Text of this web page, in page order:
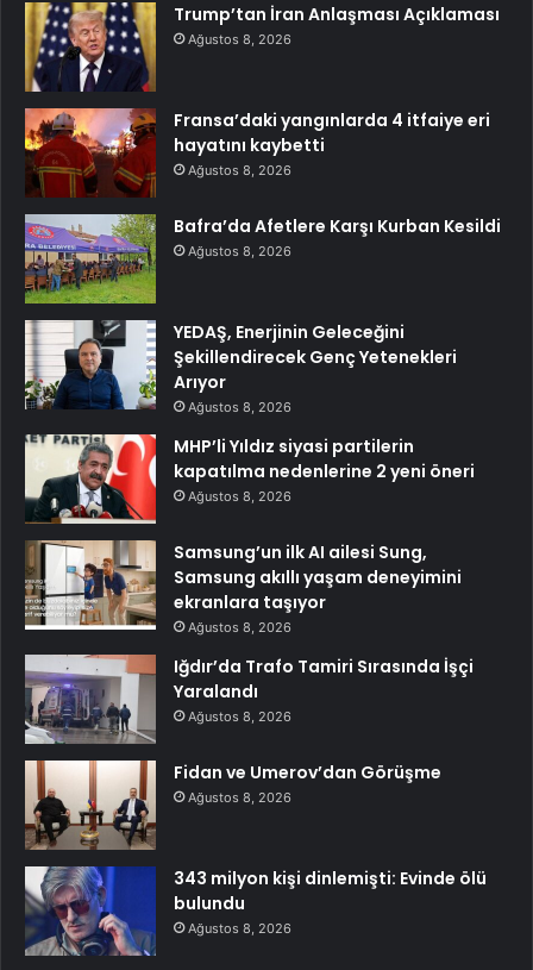
Trump’tan İran Anlaşması Açıklaması
Ağustos 8, 2026
Fransa’daki yangınlarda 4 itfaiye eri
hayatını kaybetti
Ağustos 8, 2026
Bafra’da Afetlere Karşı Kurban Kesildi
Ağustos 8, 2026
YEDAŞ, Enerjinin Geleceğini
Şekillendirecek Genç Yetenekleri
Arıyor
Ağustos 8, 2026
MHP’li Yıldız siyasi partilerin
kapatılma nedenlerine 2 yeni öneri
Ağustos 8, 2026
Samsung’un ilk AI ailesi Sung,
Samsung akıllı yaşam deneyimini
ekranlara taşıyor
Ağustos 8, 2026
Iğdır’da Trafo Tamiri Sırasında İşçi
Yaralandı
Ağustos 8, 2026
Fidan ve Umerov’dan Görüşme
Ağustos 8, 2026
343 milyon kişi dinlemişti: Evinde ölü
bulundu
Ağustos 8, 2026